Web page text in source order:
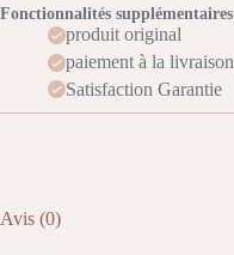
Fonctionnalités supplémentaires
produit original
paiement à la livraison
Satisfaction Garantie
Avis (0)